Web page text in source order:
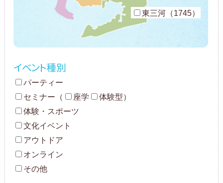
東三河（1745）
イベント種別
パーティー
セミナー （ 座学 体験型）
体験・スポーツ
文化イベント
アウトドア
オンライン
その他